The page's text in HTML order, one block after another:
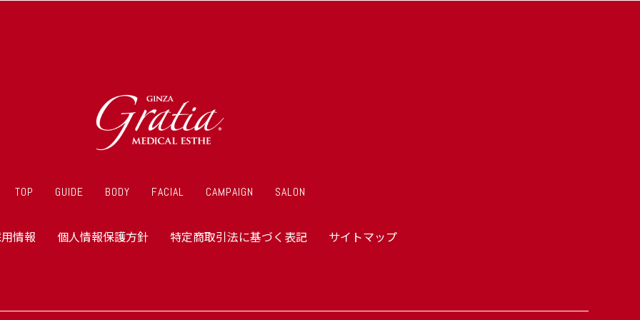
TOP GUIDE BODY FACIAL CAMPAIGN SALON
情報 個人情報保護方針 特定商取引法に基づく表記 サイトマップ